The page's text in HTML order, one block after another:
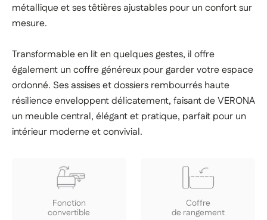
métallique et ses têtières ajustables pour un confort sur
mesure.
Transformable en lit en quelques gestes, il offre
également un coffre généreux pour garder votre espace
ordonné. Ses assises et dossiers rembourrés haute
résilience enveloppent délicatement, faisant de VERONA
un meuble central, élégant et pratique, parfait pour un
intérieur moderne et convivial.
Fonction
convertible
Coffre
de rangement